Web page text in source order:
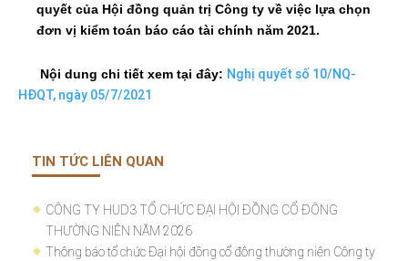
quyết của Hội đồng quản trị Công ty về việc lựa chọn
đơn vị kiểm toán báo cáo tài chính năm 2021.
Nội dung chi tiết xem tại đây: Nghị quyết số 10/NQ-
HĐQT, ngày 05/7/2021
TIN TỨC LIÊN QUAN
CÔNG TY HUD3 TỔ CHỨC ĐẠI HỘI ĐỒNG CỔ ĐÔNG
THƯỜNG NIÊN NĂM 2026
Thông báo tổ chức Đại hội đồng cổ đông thường niên Công ty